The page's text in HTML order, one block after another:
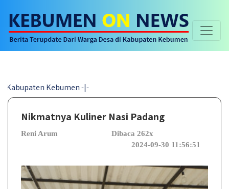
Kebumen -|-
Nikmatnya Kuliner Nasi Padang
Reni Arum
Dibaca 262x
2024-09-30 11:56:51